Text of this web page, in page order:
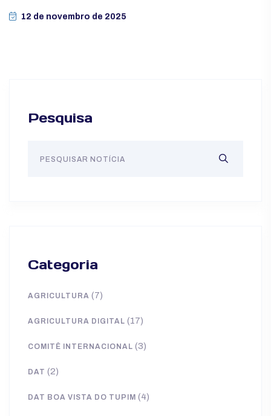
12 de novembro de 2025
Pesquisa
Categoria
AGRICULTURA (7)
AGRICULTURA DIGITAL (17)
COMITÊ INTERNACIONAL (3)
DAT (2)
DAT BOA VISTA DO TUPIM (4)